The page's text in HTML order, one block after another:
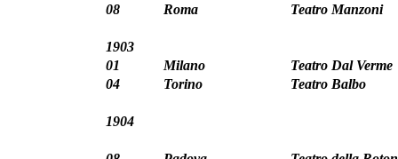
08
Roma Teatro Manzoni
1903
01
Milano
Teatro Dal Verme
04
Torino Teatro Balbo
1904